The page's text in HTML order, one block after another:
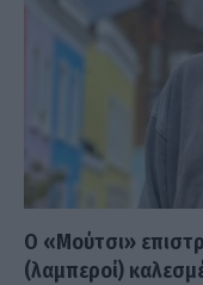
Ο «Μούτσι»
(λαμπεροί)